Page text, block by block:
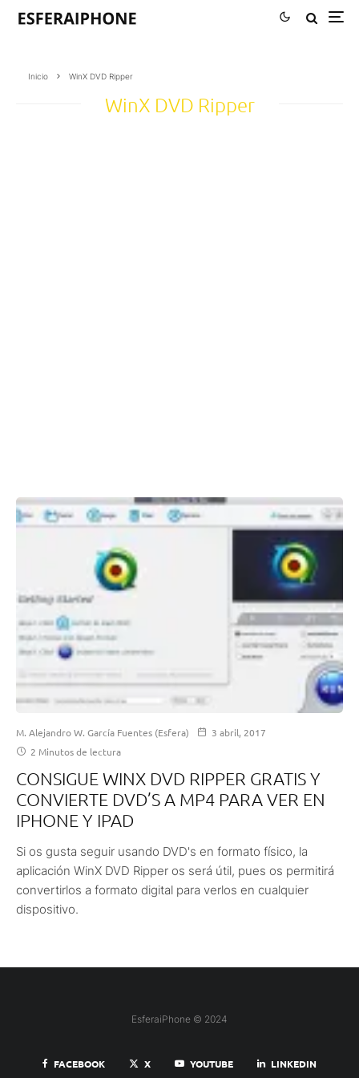
Inicio WinX DVD Ripper
WinX DVD Ripper
M. Alejandro W. García Fuentes (Esfera)
3 abril, 2017
2 Minutos de lectura
CONSIGUE WINX DVD RIPPER GRATIS Y
CONVIERTE DVD’S A MP4 PARA VER EN
IPHONE Y IPAD
Si os gusta seguir usando DVD's en formato físico, la
aplicación WinX DVD Ripper os será útil, pues os permitirá
convertirlos a formato digital para verlos en cualquier
dispositivo.
EsferaiPhone © 2024
FACEBOOK X YOUTUBE LINKEDIN